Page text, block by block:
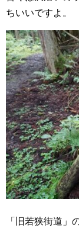
ちいいですよ。
「旧若狭街道」